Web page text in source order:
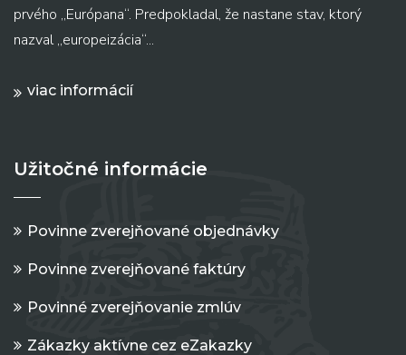
prvého „Európana“. Predpokladal, že nastane stav, ktorý
nazval „europeizácia“...
viac informácií
Užitočné informácie
Povinne zverejňované objednávky
Povinne zverejňované faktúry
Povinné zverejňovanie zmlúv
Zákazky aktívne cez eZakazky